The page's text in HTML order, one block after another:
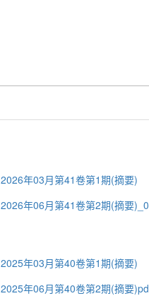
2026年03月第41卷第1期(摘要)
2026年06月第41卷第2期(摘要
2025年03月第40卷第1期(摘要)
2025年06月第40卷第2期(摘要